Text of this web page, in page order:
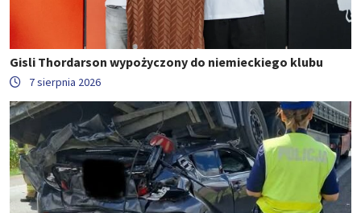
Gisli Thordarson wypożyczony do niemieckiego klubu
7 sierpnia 2026